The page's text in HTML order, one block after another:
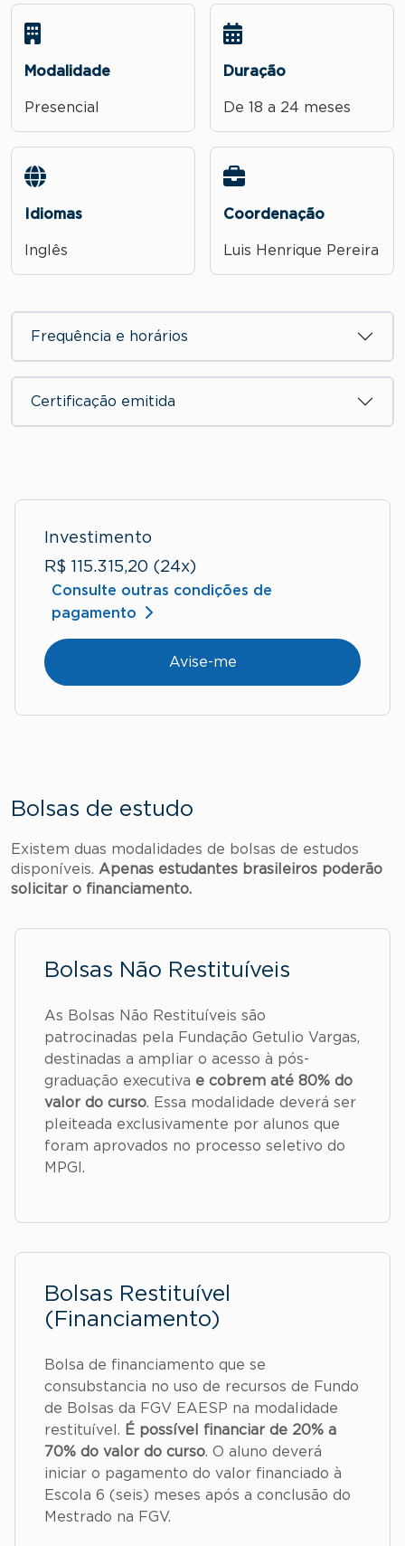
Modalidade
Presencial
Duração
De 18 a 24 meses
Idiomas
Inglês
Coordenação
Luis Henrique Pereira
Frequência e horários
Certificação emitida
Investimento
R$ 115.315,20 (24x)
Consulte outras condições de
pagamento
Avise-me
Bolsas de estudo
Existem duas modalidades de bolsas de estudos
disponíveis. Apenas estudantes brasileiros poderão
solicitar o financiamento.
Bolsas Não Restituíveis
As Bolsas Não Restituíveis são
patrocinadas pela Fundação Getulio Vargas,
destinadas a ampliar o acesso à pós-
graduação executiva e cobrem até 80% do
valor do curso. Essa modalidade deverá ser
pleiteada exclusivamente por alunos que
foram aprovados no processo seletivo do
MPGI.
Bolsas Restituível
(Financiamento)
Bolsa de financiamento que se
consubstancia no uso de recursos de Fundo
de Bolsas da FGV EAESP na modalidade
restituível. É possível financiar de 20% a
70% do valor do curso. O aluno deverá
iniciar o pagamento do valor financiado à
Escola 6 (seis) meses após a conclusão do
Mestrado na FGV.